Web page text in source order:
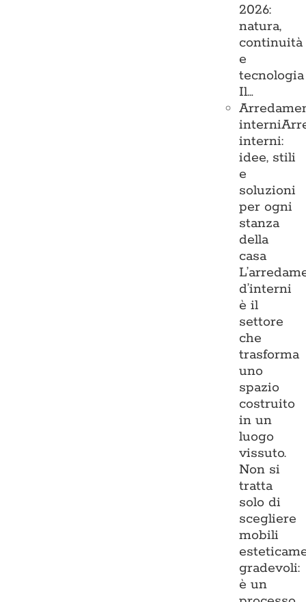
2026:
natura,
continuità
e
tecnologia
Il…
interni
interni:
idee, stili
e
soluzioni
per ogni
stanza
della
casa
d’interni
è il
settore
che
trasforma
uno
spazio
costruito
in un
luogo
vissuto.
Non si
tratta
solo di
scegliere
mobili
gradevoli:
è un